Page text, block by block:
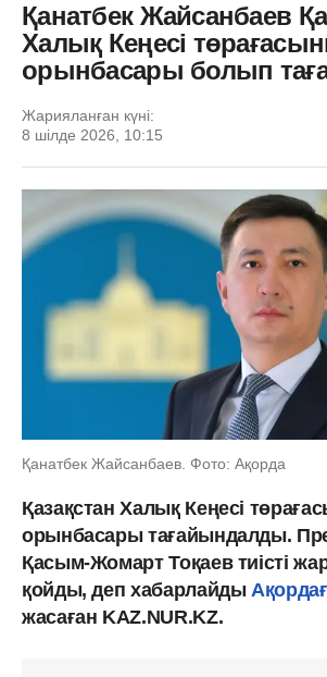
Қанатбек Жайсанбаев
Халық Кеңесі
орынбасары болып
Жарияланған күні:
8 шілде 2026, 10:15
Қанатбек Жайсанбаев. Фото: Ақорда
Қазақстан Халық Кеңесі
орынбасары тағайындалды.
Қасым-Жомарт Тоқаев тиісті
қойды, деп хабарлайды
жасаған KAZ.NUR.KZ.